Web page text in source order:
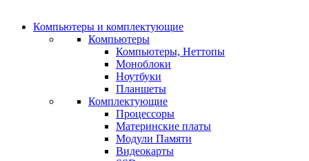
Компьютеры и комплектующие
Компьютеры
Компьютеры, Неттопы
Моноблоки
Ноутбуки
Планшеты
Комплектующие
Процессоры
Материнские платы
Модули Памяти
Видеокарты